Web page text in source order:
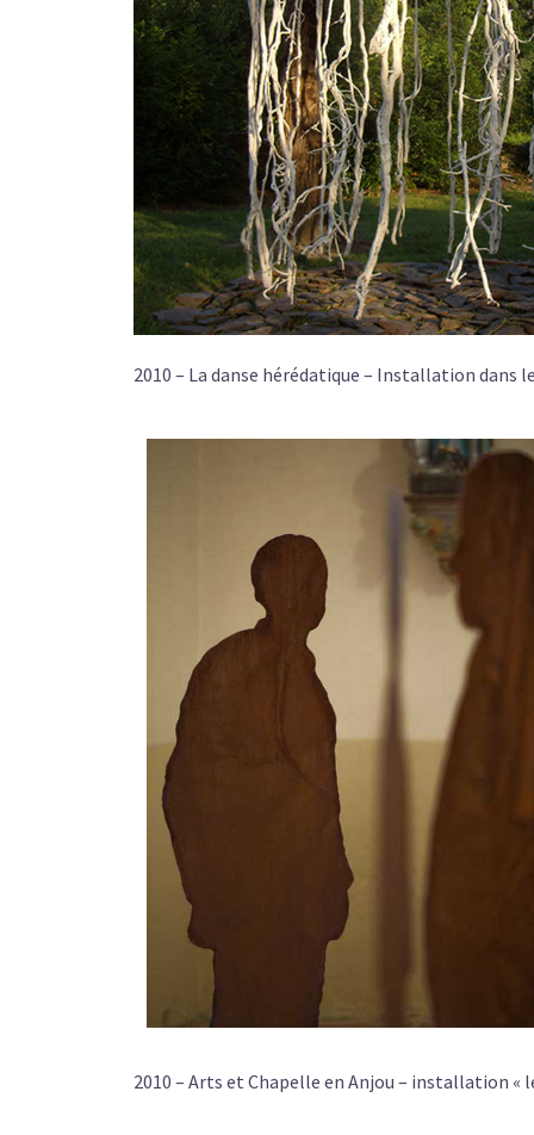
2010 – La danse hérédatique – Installation dans
2010 – Arts et Chapelle en Anjou – installation